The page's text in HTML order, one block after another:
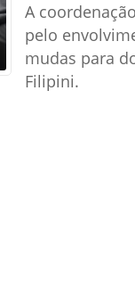
de Materiais
(Núcleo de Prática
- Bagé, Santana
São Gabriel e
A
pelo
mudas para
Filipini.